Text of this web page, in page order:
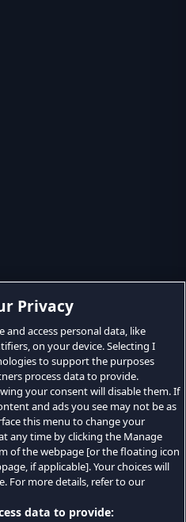
Privacy
and access personal data, like
on your device. Selecting I
to support the purposes
process data to provide.
your consent will disable them. If
and ads you see may not be as
this menu to change your
any time by clicking the Manage
of the webpage [or the floating icon
if applicable]. Your choices will
For more details, refer to our
data to provide: